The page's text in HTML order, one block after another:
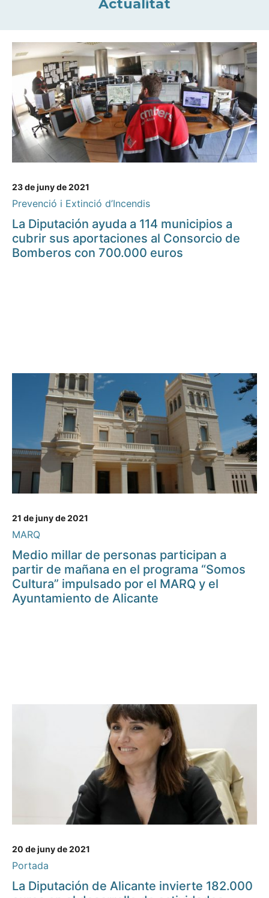
Actualitat
23 de juny de 2021
Prevenció i Extinció d’Incendis
La Diputación ayuda a 114 municipios a
cubrir sus aportaciones al Consorcio de
Bomberos con 700.000 euros
21 de juny de 2021
MARQ
Medio millar de personas participan a
partir de mañana en el programa “Somos
Cultura” impulsado por el MARQ y el
Ayuntamiento de Alicante
20 de juny de 2021
Portada
La Diputación de Alicante invierte 182.000